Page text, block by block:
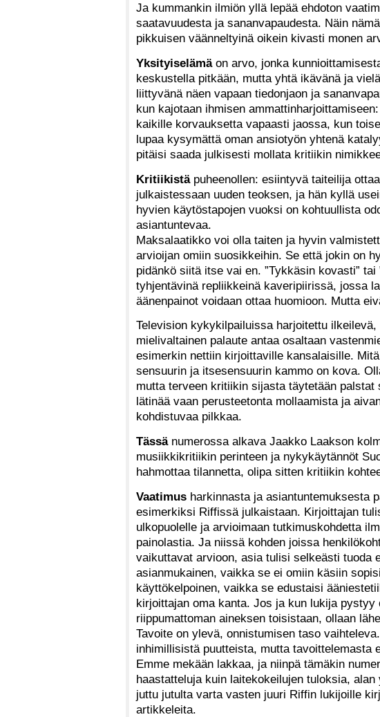
Ja kummankin ilmiön yllä lepää ehdoton
saatavuudesta ja sananvapaudesta. Näin
pikkuisen väänneltyinä oikein kivasti monen
Yksityiselämäon arvo, jonka
keskustella pitkään, mutta yhtä ikävänä ja
liittyvänä näen vapaan tiedonjaon ja
kun kajotaan ihmisen
kaikille korvauksetta vapaasti jaossa, kun
lupaa kysymättä oman ansiotyön yhtenä
pitäisi saada julkisesti mollata kritiikin
Kritiikistäpuheenollen: esiintyvä taiteilija
julkaistessaan uuden teoksen, ja hän kyllä
hyvien käytöstapojen vuoksi on kohtuullista
asiantuntevaa.
Maksalaatikko voi olla taiten ja hyvin
arvioijan omiin suosikkeihin. Se että jokin on
pidänkö siitä itse vai en. ”Tykkäsin kovasti”
tyhjentävinä repliikkeinä kaveripiirissä, jossa
äänenpainot voidaan ottaa huomioon. Mutta
Television kykykilpailuissa harjoitettu
mielivaltainen palaute antaa osaltaan
esimerkin nettiin kirjoittaville kansalaisille.
sensuurin ja itsesensuurin kammo on kova.
mutta terveen kritiikin sijasta täytetään palstat
lätinää vaan perusteetonta mollaamista ja
kohdistuvaa pilkkaa.
Tässänumerossa alkava Jaakko Laakson
musiikkikritiikin perinteen ja nykykäytännöt
hahmottaa tilannetta, olipa sitten kritiikin
Vaatimus harkinnasta ja asiantuntemuksesta
esimerkiksi Riffissä julkaistaan. Kirjoittajan
ulkopuolelle ja arvioimaan tutkimuskohdetta
painolastia. Ja niissä kohden joissa
vaikuttavat arvioon, asia tulisi selkeästi tuoda
asianmukainen, vaikka se ei omiin käsiin
käyttökelpoinen, vaikka se edustaisi
kirjoittajan oma kanta. Jos ja kun lukija
riippumattoman aineksen toisistaan, ollaan
Tavoite on ylevä, onnistumisen taso
inhimillisistä puutteista, mutta tavoittelemasta
Emme mekään lakkaa, ja niinpä tämäkin
haastatteluja kuin laitekokeilujen tuloksia,
juttu jutulta varta vasten juuri Riffin lukijoille
artikkeleita.